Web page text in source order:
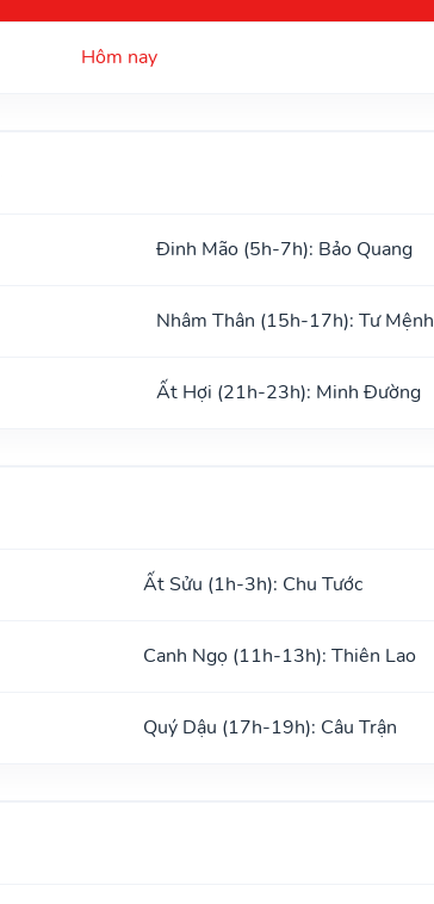
Hôm nay
Đinh Mão (5h-7h): Bảo Quang
Nhâm Thân (15h-17h): Tư Mệnh
Ất Hợi (21h-23h): Minh Đường
Ất Sửu (1h-3h): Chu Tước
Canh Ngọ (11h-13h): Thiên Lao
Quý Dậu (17h-19h): Câu Trận